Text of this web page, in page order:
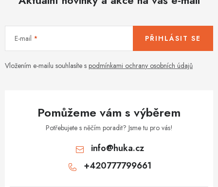
E-mail
Vložením e-mailu souhlasíte s podmínkami ochrany osobních údajů
PŘIHLÁSIT SE
Pomůžeme vám s výběrem
Potřebujete s něčím poradit? Jsme tu pro vás!
info@huka.cz
+420777799661